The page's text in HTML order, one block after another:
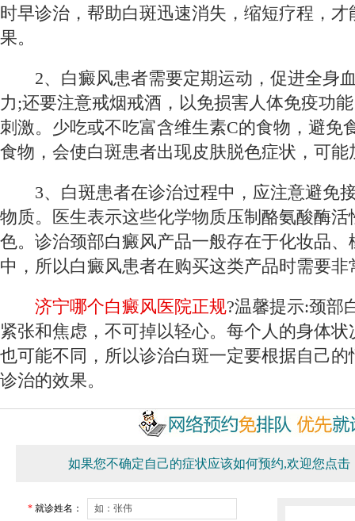
时早诊治，帮助白斑迅速消失，缩短疗程，
果。
2、白癜风患者需要定期运动，促进全身
力;还要注意戒烟戒酒，以免损害人体免疫功
刺激。少吃或不吃富含维生素C的食物，避免
食物，会使白斑患者出现皮肤脱色症状，可能
3、白斑患者在诊治过程中，应注意避免
物质。医生表示这些化学物质压制酪氨酸酶
色。诊治颈部白癜风产品一般存在于化妆品
中，所以白癜风患者在购买这类产品时需要非
济宁哪个白癜风医院正规?温馨提示:颈部
紧张和焦虑，不可掉以轻心。每个人的身体
也可能不同，所以诊治白斑一定要根据自己
诊治的效果。
如果您不确定自己的症状应该如何预约,欢迎您点击
* 就诊姓名：